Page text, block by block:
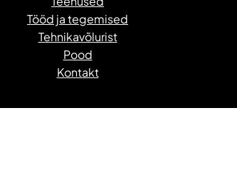
Tööd ja tegemised
Tehnikavõlurist
Pood
Kontakt